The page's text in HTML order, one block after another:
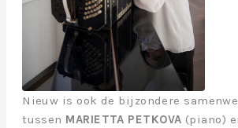
Nieuw is ook de bijzondere
tussen MARIETTA PETKOVA (piano)